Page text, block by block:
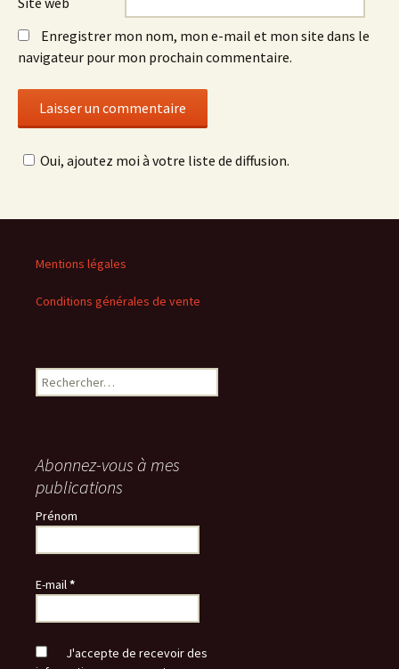
Enregistrer mon nom, mon e-mail et mon site dans le
navigateur pour mon prochain commentaire.
Oui, ajoutez moi à votre liste de diffusion.
Mentions légales
Conditions générales de vente
Rechercher :
Abonnez-vous à mes
publications
Prénom
E-mail*
J'accepte de recevoir des